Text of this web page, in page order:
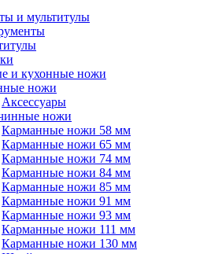
и мультитулы
и кухонные ножи
ножи
Аксессуары
ножи
Карманные ножи 58 мм
Карманные ножи 65 мм
Карманные ножи 74 мм
Карманные ножи 84 мм
Карманные ножи 85 мм
Карманные ножи 91 мм
Карманные ножи 93 мм
Карманные ножи 111 мм
Карманные ножи 130 мм